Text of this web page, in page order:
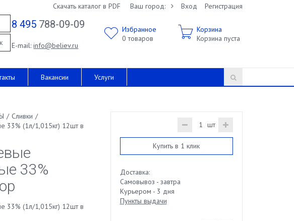
Скачать каталог в PDF Ваш город: Вход Регистрация
8 495 788-09-09
E-mail:info@believ.ru
Избранное
0 товаров
Корзина
Корзина пуста
Вакансии Услуги
/ Сливки /
33% (1л/1,015кг) 12шт в
33%
33% (1л/1,015кг) 12шт в
шт
Купить в 1 клик
Доставка:
Самовывоз - завтра
Курьером - 3 дня
Пункты выдачи